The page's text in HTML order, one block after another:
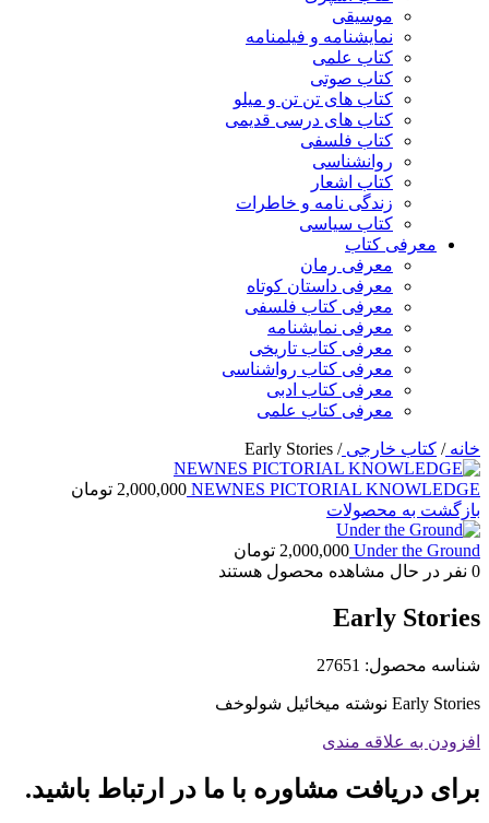
موسیقی
نمایشنامه و فیلمنامه
کتاب علمی
کتاب صوتی
کتاب های تن تن و میلو
کتاب های درسی قدیمی
کتاب فلسفی
روانشناسی
کتاب اشعار
زندگی نامه و خاطرات
کتاب سیاسی
معرفی کتاب
معرفی رمان
معرفی داستان کوتاه
معرفی کتاب فلسفی
معرفی نمایشنامه
معرفی کتاب تاریخی
معرفی کتاب رواشناسی
معرفی کتاب ادبی
معرفی کتاب علمی
خانه/ کتاب خارجی/
Early Stories
NEWNES PICTORIAL KNOWLEDGE
2,000,000 تومان
بازگشت به محصولات
Under the Ground
2,000,000 تومان
0 نفر در حال مشاهده محصول هستند
Early Stories
شناسه محصول: 27651
Early Stories نوشته میخائیل شولوخف
افزودن به علاقه مندی
برای دریافت مشاوره با ما در ارتباط باشید.